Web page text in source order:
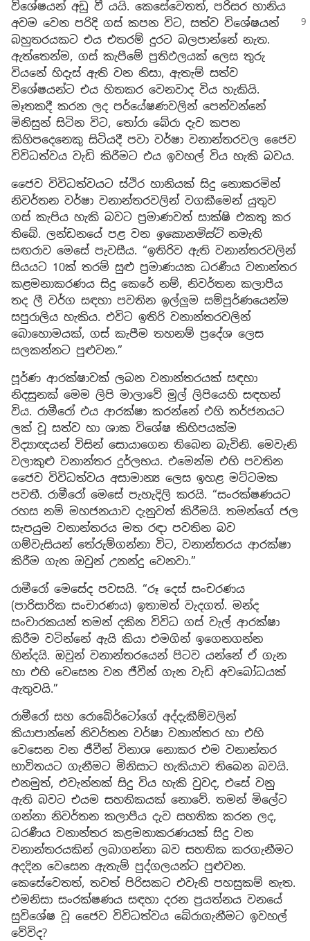
විශේෂයන් අඩු වී යයි. කෙසේවෙතත්, පරිසර හානිය
අවම වෙන පරිදි ගස් කපන විට, සත්ව විශේෂයන්
බහුතරයකට එය එතරම් දුරට බලපාන්නේ නැත.
ඇත්තෙන්ම, ගස් කැපීමේ ප්‍රතිඵලයක් ලෙස තුරු
වියනේ හිදැස් ඇති වන නිසා, ඇතැම් සත්ව
විශේෂයන්ට එය හිතකර වෙනවාද විය හැකියි.
මෑතකදී කරන ලද පර්යේෂණවලින් පෙන්වන්නේ
මිනිසුන් සිටින විට, තෝරා බේරා දැව කපන
කිහිපදෙනෙකු සිටියදී පවා වර්ෂා වනාන්තරවල ජෛව
විවිධත්වය වැඩි කිරීමට එය ඉවහල් විය හැකි බවය.
ජෛව විවිධත්වයට ස්ථිර හානියක් සිදු නොකරමින්
නිවර්තන වර්ෂා වනාන්තරවලින් වගකීමෙන් යුතුව
ගස් කැපිය හැකි බවට ප්‍රමාණවත් සාක්ෂි එකතු කර
තිබේ. ලන්ඩනයේ පළ වන ඉකොනමිස්ට්නමැති
සඟරාව මෙසේ පැවසීය. “ඉතිරිව ඇති වනාන්තරවලින්
සියයට 10ක් තරම් සුළු ප්‍රමාණයක ධරණීය වනාන්තර
කළමනාකරණය සිදු කෙරේ නම්, නිවර්තන කලාපීය
තද ලී වර්ග සඳහා පවතින ඉල්ලුම සම්පූර්ණයෙන්ම
සපුරාලිය හැකිය. එවිට ඉතිරි වනාන්තරවලින්
බොහොමයක්, ගස් කැපීම තහනම් ප්‍රදේශ ලෙස
සලකන්නට පුළුවන.”
පූර්ණ ආරක්ෂාවක් ලබන වනාන්තරයක් සඳහා
නිදසුනක් මෙම ලිපි මාලාවේ මුල් ලිපියෙහි සඳහන්
විය. රාමීරෝ එය ආරක්ෂා කරන්නේ එහි තර්ජනයට
ලක් වූ සත්ව හා ශාක විශේෂ කිහිපයක්ම
විද්‍යාඥයන් විසින් සොයාගෙන තිබෙන බැවිනි. මෙවැනි
වලාකුළු වනාන්තර දුර්ලභය. එමෙන්ම එහි පවතින
ජෛව විවිධත්වය අසාමාන්‍ය ලෙස ඉහළ මට්ටමක
පවතී. රාමීරෝ මෙසේ පැහැදිලි කරයි. “සංරක්ෂණයට
රහස නම් මහජනයාව දැනුවත් කිරීමයි. තමන්ගේ ජල
සැපයුම වනාන්තරය මත රඳා පවතින බව
ගම්වැසියන් තේරුම්ගන්නා විට, වනාන්තරය ආරක්ෂා
කිරීම ගැන ඔවුන් උනන්දු වෙනවා.”
රාමීරෝ මෙසේද පවසයි. “රූ දෙස් සංචරණය
(පාරිසාරික සංචාරණය) ඉතාමත් වැදගත්. මන්ද
සංචාරකයන් තමන් දකින විවිධ ගස් වැල් ආරක්ෂා
කිරීම වටින්නේ ඇයි කියා එමගින් ඉගෙනගන්න
හින්දයි. ඔවුන් වනාන්තරයෙන් පිටව යන්නේ ඒ ගැන
හා එහි වෙසෙන වන ජීවීන් ගැන වැඩි අවබෝධයක්
ඇතුවයි.”
රාමීරෝ සහ රොබේර්ටෝගේ අද්දැකීම්වලින්
කියාපාන්නේ නිවර්තන වර්ෂා වනාන්තර හා එහි
වෙසෙන වන ජීවීන් විනාශ නොකර එම වනාන්තර
භාවිතයට ගැනීමට මිනිසාට හැකියාව තිබෙන බවයි.
එනමුත්, එවැන්නක් සිදු විය හැකි වුවද, එසේ වනු
ඇති බවට එයම සහතිකයක් නොවේ. තමන් මිලේට
ගන්නා නිවර්තන කලාපීය දැව සහතික කරන ලද,
ධරණීය වනාන්තර කළමනාකරණයක් සිදු වන
වනාන්තරයකින් ලබාගන්නා බව සහතික කරගැනීමට
අදදින වෙසෙන ඇතැම් පුද්ගලයන්ට පුළුවන.
කෙසේවෙතත්, තවත් පිරිසකට එවැනි පහසුකම් නැත.
එමනිසා සංරක්ෂණය සඳහා දරන ප්‍රයත්නය වනයේ
සුවිශේෂ වූ ජෛව විවිධත්වය බේරාගැනීමට ඉවහල්
වේවිද?